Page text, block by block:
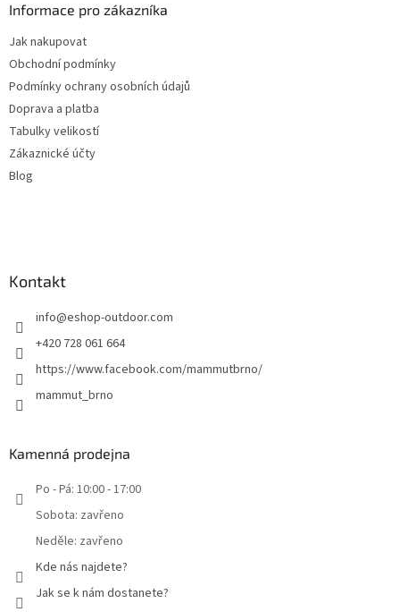
Informace pro zákazníka
Jak nakupovat
Obchodní podmínky
Podmínky ochrany osobních údajů
Doprava a platba
Tabulky velikostí
Zákaznické účty
Blog
Kontakt
info@eshop-outdoor.com
+420 728 061 664
https://www.facebook.com/mammutbrno/
mammut_brno
Kamenná prodejna
Po - Pá: 10:00 - 17:00
Sobota: zavřeno
Neděle: zavřeno
Kde nás najdete?
Jak se k nám dostanete?